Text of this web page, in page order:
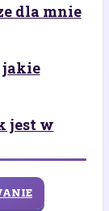
dla mnie
jakie
jest w